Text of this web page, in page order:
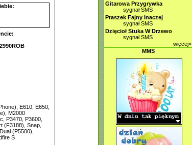
E610, E650,
M2000
P3470, P3600,
(F3188), Snap,
(P5500),
S
Gitarowa Przygrywka
sygnał SMS
Ptaszek Fajny Inaczej
sygnał SMS
Dzięcioł Stuka W Drzewo
sygnał SMS
więcej»
MMS